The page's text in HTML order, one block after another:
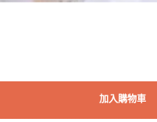
加入購物車